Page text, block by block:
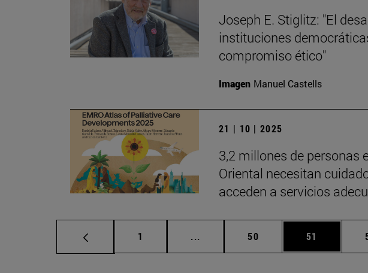
Joseph E. Stiglitz: "El
instituciones
compromiso ético"
Imagen Manuel Castells
21 | 10 | 2025
3,2 millones de personas
Oriental necesitan
acceden a servicios
Página
1 ... Páginas intermedias Use TAB para
Página
50 Página
51